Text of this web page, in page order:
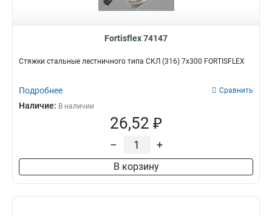
Fortisflex 74147
Стяжки стальные лестничного типа СКЛ (316) 7х300 FORTISFLEX
Подробнее Сравнить
Наличие: В наличии
26,52 ₽
– +
В корзину